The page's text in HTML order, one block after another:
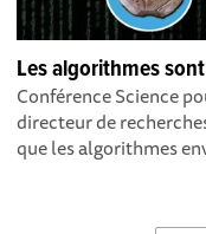
Les algorithmes
Conférence Science
directeur de
que les algorithmes